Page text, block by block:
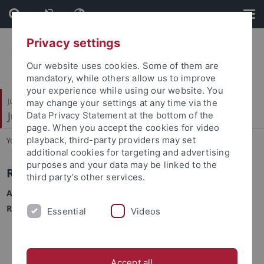
Skip
to
content
Skip
to
footer
Juristische Fakultät
Juristisches Seminar
You are here: Startseite ... Renovierung Alte Physik
Renovierung Alte Physik
Ab Montag, 22.4. beginnt in der Alten Physik eine größere
Renovierungsmaßnahme.
teilweise verlagert
Privacy settings
Our website uses cookies. Some of them are
mandatory, while others allow us to improve
your experience while using our website. You
may change your settings at any time via the
Data Privacy Statement at the bottom of the
page. When you accept the cookies for video
playback, third-party providers may set
additional cookies for targeting and advertising
purposes and your data may be linked to the
third party’s other services.
Essential Videos